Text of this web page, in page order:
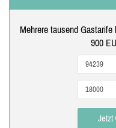
Mehrere tausend
900
Jetzt